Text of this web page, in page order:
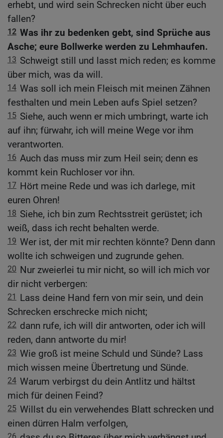
erhebt, und wird sein Schrecken nicht über euch
fallen?
12 Was ihr zu bedenken gebt, sind Sprüche aus
Asche; eure Bollwerke werden zu Lehmhaufen.
13 Schweigt still und lasst mich reden; es komme
über mich, was da will.
14 Was soll ich mein Fleisch mit meinen Zähnen
festhalten und mein Leben aufs Spiel setzen?
15 Siehe, auch wenn er mich umbringt, warte ich
auf ihn; fürwahr, ich will meine Wege vor ihm
verantworten.
16 Auch das muss mir zum Heil sein; denn es
kommt kein Ruchloser vor ihn.
17 Hört meine Rede und was ich darlege, mit
euren Ohren!
18 Siehe, ich bin zum Rechtsstreit gerüstet; ich
weiß, dass ich recht behalten werde.
19 Wer ist, der mit mir rechten könnte? Denn dann
wollte ich schweigen und zugrunde gehen.
20 Nur zweierlei tu mir nicht, so will ich mich vor
dir nicht verbergen:
21 Lass deine Hand fern von mir sein, und dein
Schrecken erschrecke mich nicht;
22 dann rufe, ich will dir antworten, oder ich will
reden, dann antworte du mir!
23 Wie groß ist meine Schuld und Sünde? Lass
mich wissen meine Übertretung und Sünde.
24 Warum verbirgst du dein Antlitz und hältst
mich für deinen Feind?
25 Willst du ein verwehendes Blatt schrecken und
einen dürren Halm verfolgen,